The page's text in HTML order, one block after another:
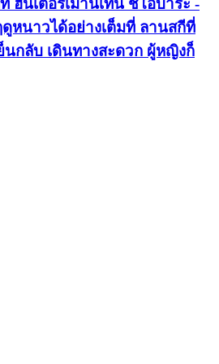
หนาวได้อย่างเต็มที่ ลานสกีที่
นกลับ เดินทางสะดวก ผู้หญิงก็